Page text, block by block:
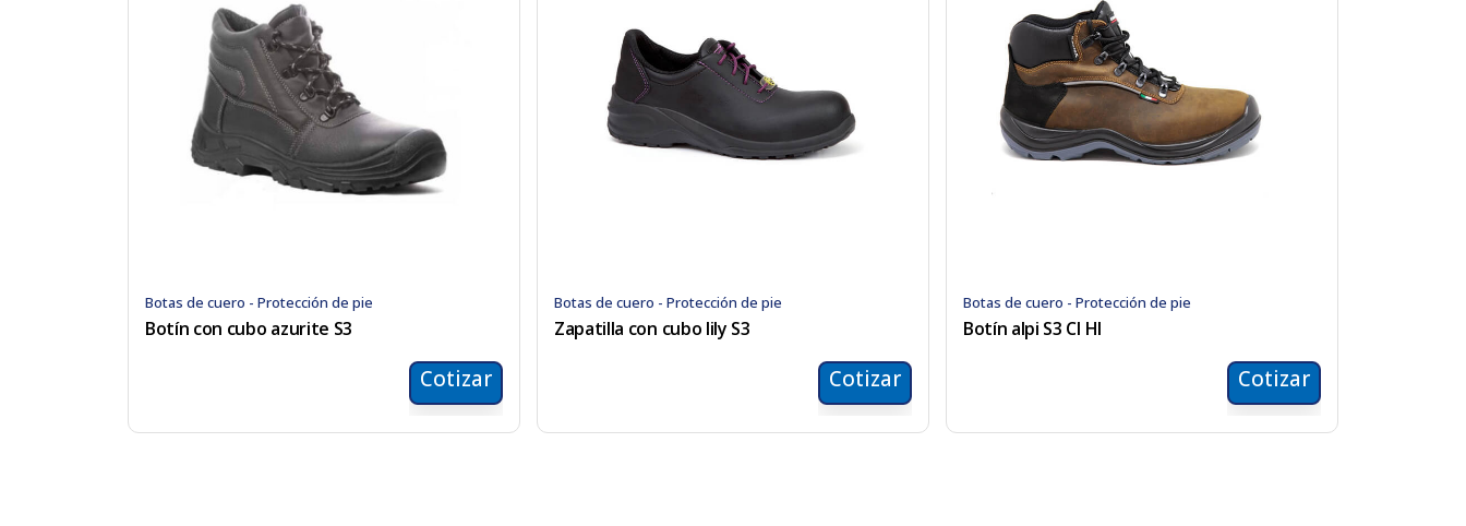
Botas de cuero - Protección de pie
Botín con cubo azurite S3
Cotizar
Botas de cuero - Protección de pie
Zapatilla con cubo lily S3
Cotizar
Botas de cuero - Protección de pie
Botín alpi S3 CI HI
Cotizar